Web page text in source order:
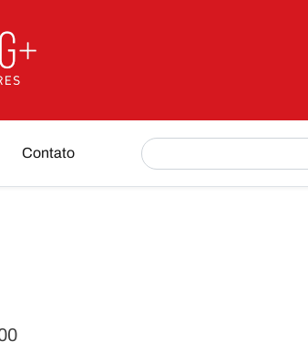
Contato
Pesquisar
por: